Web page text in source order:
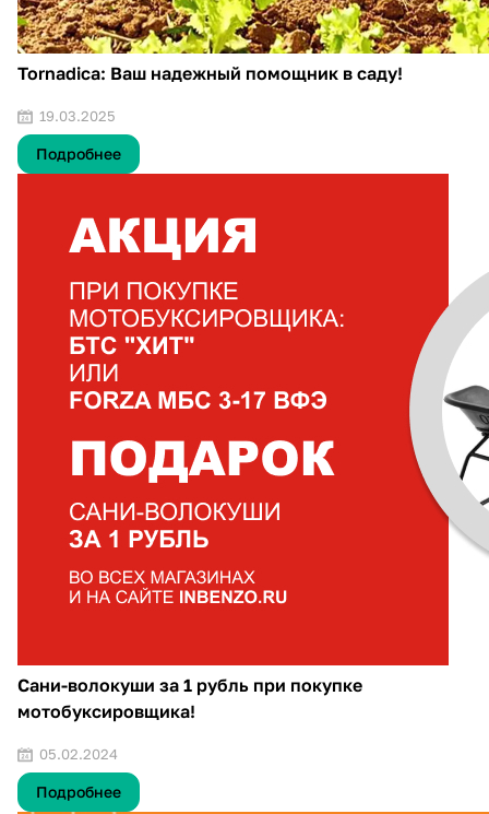
Tornadica: Ваш надежный помощник в саду!
19.03.2025
Подробнее
Сани-волокуши за 1 рубль при покупке
мотобуксировщика!
05.02.2024
Подробнее